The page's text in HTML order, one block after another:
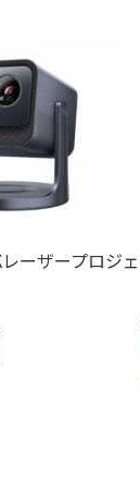
ーザープロジェ